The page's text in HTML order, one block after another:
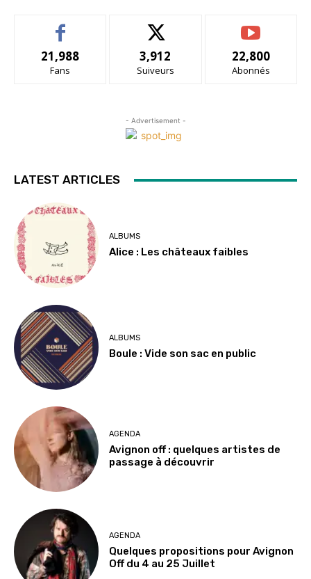
21,988
Fans
3,912
Suiveurs
22,800
Abonnés
- Advertisement -
LATEST ARTICLES
ALBUMS
Alice : Les châteaux faibles
ALBUMS
Boule : Vide son sac en public
AGENDA
Avignon off : quelques artistes de
passage à découvrir
AGENDA
Quelques propositions pour Avignon
Off du 4 au 25 Juillet